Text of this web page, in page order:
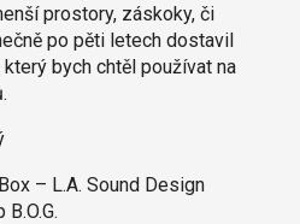
prostory, záskoky, či
po pěti letech dostavil
bych chtěl používat na
– L.A. Sound Design